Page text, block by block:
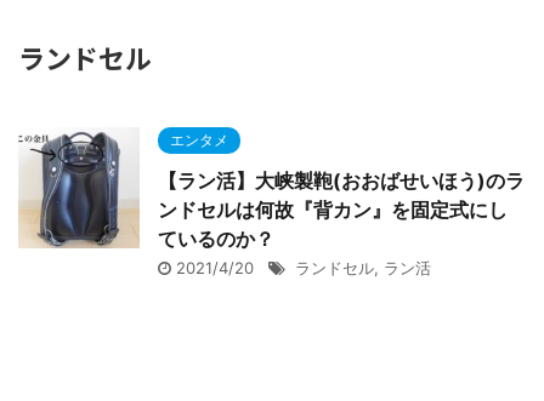
ランドセル
エンタメ
【ラン活】大峡製鞄(おおばせいほう)のラ
ンドセルは何故『背カン』を固定式にし
ているのか？
2021/4/20 ランドセル, ラン活